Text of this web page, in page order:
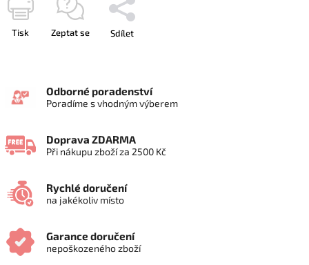
Tisk Zeptat se Sdílet
Odborné poradenství
Poradíme s vhodným výberem
Doprava ZDARMA
Při nákupu zboží za 2500 Kč
Rychlé doručení
na jakékoliv místo
Garance doručení
nepoškozeného zboží